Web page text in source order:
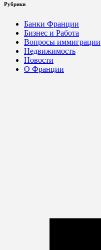
Рубрики
Банки Франции
Бизнес и Работа
Вопросы иммиграции
Недвижимость
Новости
О Франции